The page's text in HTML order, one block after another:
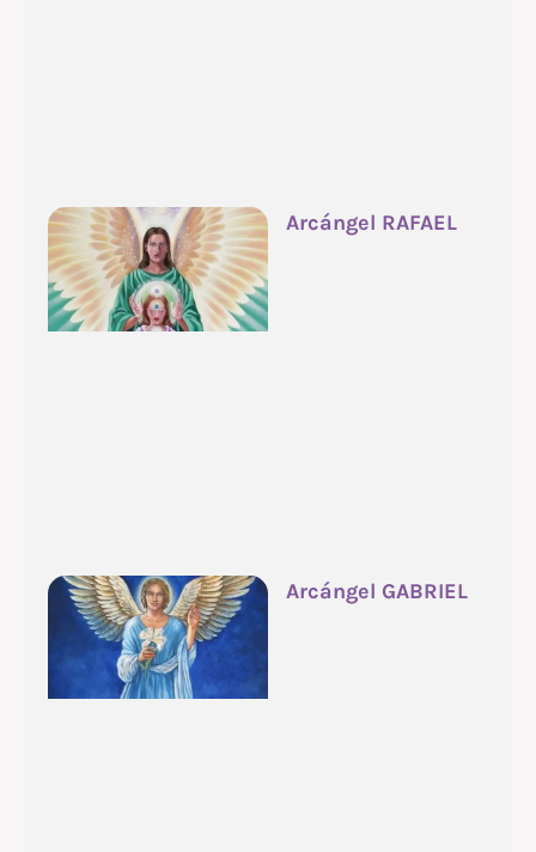
Arcángel RAFAEL
Arcángel GABRIEL